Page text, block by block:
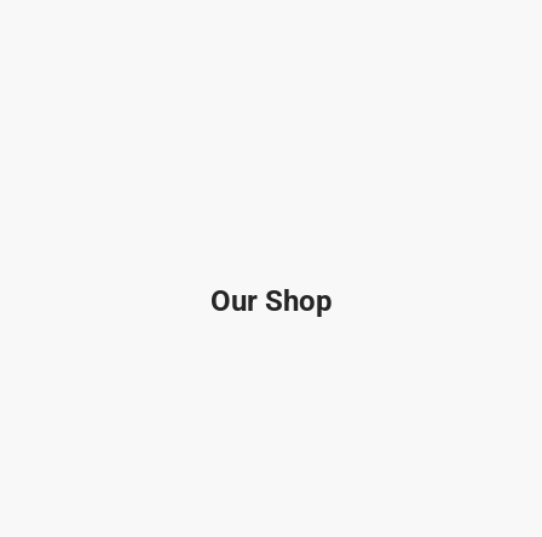
Our Shop